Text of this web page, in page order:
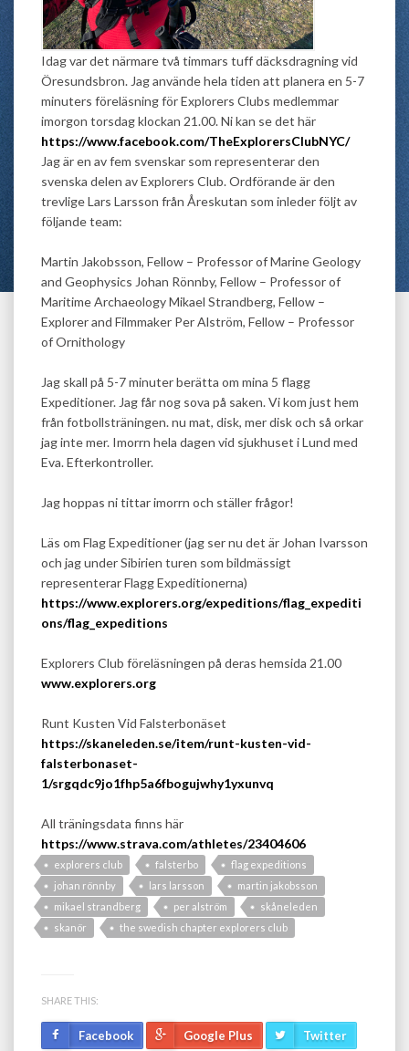
Idag var det närmare två timmars tuff däcksdragning vid
Öresundsbron. Jag använde hela tiden att planera en 5-7
minuters föreläsning för Explorers Clubs medlemmar
imorgon torsdag klockan 21.00. Ni kan se det här
https://www.facebook.com/TheExplorersClubNYC/
Jag är en av fem svenskar som representerar den
svenska delen av Explorers Club. Ordförande är den
trevlige Lars Larsson från Åreskutan som inleder följt av
följande team:
Martin Jakobsson, Fellow – Professor of Marine Geology
and Geophysics Johan Rönnby, Fellow – Professor of
Maritime Archaeology Mikael Strandberg, Fellow –
Explorer and Filmmaker Per Alström, Fellow – Professor
of Ornithology
Jag skall på 5-7 minuter berätta om mina 5 flagg
Expeditioner. Jag får nog sova på saken. Vi kom just hem
från fotbollsträningen. nu mat, disk, mer disk och så orkar
jag inte mer. Imorrn hela dagen vid sjukhuset i Lund med
Eva. Efterkontroller.
Jag hoppas ni tittar imorrn och ställer frågor!
Läs om Flag Expeditioner (jag ser nu det är Johan Ivarsson
och jag under Sibirien turen som bildmässigt
representerar Flagg Expeditionerna)
https://www.explorers.org/expeditions/flag_expediti
ons/flag_expeditions
Explorers Club föreläsningen på deras hemsida 21.00
www.explorers.org
Runt Kusten Vid Falsterbonäset
https://skaneleden.se/item/runt-kusten-vid-
falsterbonaset-
1/srgqdc9jo1fhp5a6fbogujwhy1yxunvq
All träningsdata finns här
https://www.strava.com/athletes/23404606
explorers club falsterbo
flag expeditions
johan rönnby
lars larsson
martin jakobsson
mikael strandberg
per alström
skåneleden
skanör
the swedish chapter explorers club
SHARE THIS:
Facebook Google Plus Twitter